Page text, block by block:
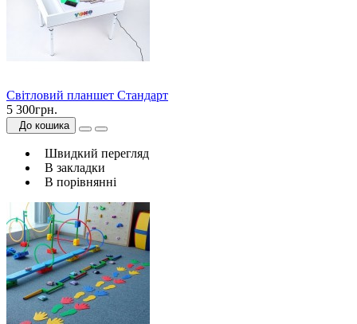
Світловий планшет Стандарт
5 300грн.
До кошика
Швидкий перегляд
В закладки
В порівнянні